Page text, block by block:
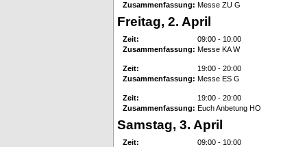
Zusammenfassung: Messe ZU G
Freitag, 2. April
Zeit:
09:00 - 10:00
Zusammenfassung: Messe KA W
Zeit:
19:00 - 20:00
Zusammenfassung: Messe ES G
Zeit:
19:00 - 20:00
Zusammenfassung: Euch Anbetung HO
Samstag, 3. April
Zeit:
09:00 - 10:00